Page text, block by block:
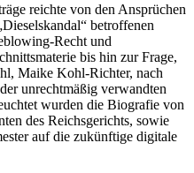
reichte von den Ansprüchen
betroffenen
Recht und
bis hin zur Frage,
Maike Kohl-Richter, nach
unrechtmäßig verwandten
wurden die Biografie von
des Reichsgerichts, sowie
auf die zukünftige digitale